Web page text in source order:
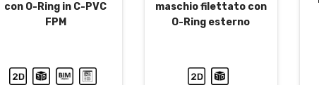
con O-Ring in C-PVC
FPM
maschio filettato con
O-Ring esterno